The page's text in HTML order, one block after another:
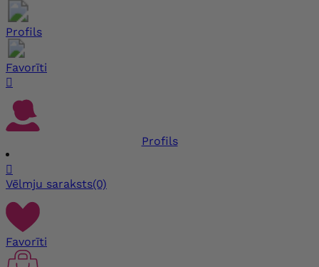
Profils
Favorīti

Profils

Vēlmju saraksts(0)
Favorīti